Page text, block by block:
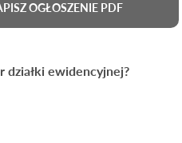
ewidencyjnej?
OGŁOSZENIE PDF